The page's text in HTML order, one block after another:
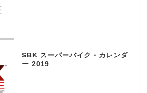
SBK スーパーバイク・カレンダ
ー 2019